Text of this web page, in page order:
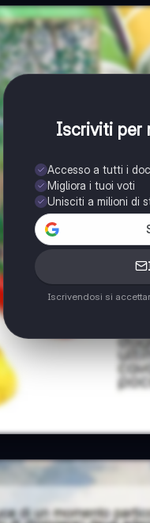
Iscriviti per
Accesso a tutti i
Migliora i tuoi voti
Unisciti a milioni di
Iscrivendosi si